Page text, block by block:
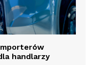
handlarzy